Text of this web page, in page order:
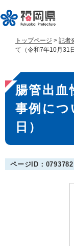
ー
ジ
す
。
ニ
ュ
し
て
トップページ > 記者
て（令和7年10月31日
本
文
腸管出血
事例につ
日）
ページID：0793782